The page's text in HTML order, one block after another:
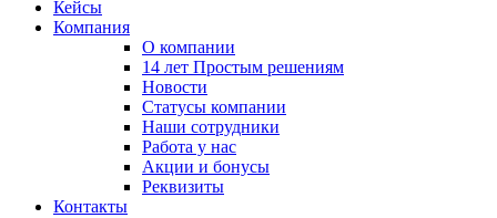
Кейсы
Компания
О компании
14 лет Простым решениям
Новости
Статусы компании
Наши сотрудники
Работа у нас
Акции и бонусы
Реквизиты
Контакты